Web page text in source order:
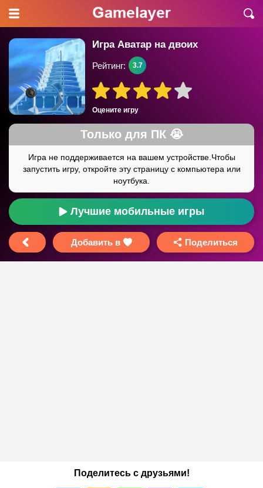
Игра Аватар на двоих
Оцените игру
Рейтинг: 3.7
Лучшие мобильные игры
Добавить в Поделиться
Поделитесь с друзьями!